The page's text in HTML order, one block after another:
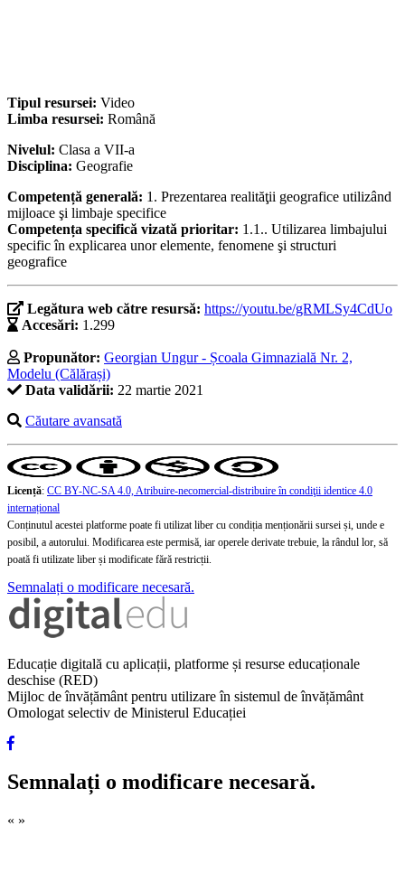
Tipul resursei: Video
Limba resursei: Română
Nivelul: Clasa a VII-a
Disciplina: Geografie
Competență generală: 1. Prezentarea realităţii geografice utilizând
mijloace şi limbaje specifice
Competența specifică vizată prioritar: 1.1.. Utilizarea limbajului
specific în explicarea unor elemente, fenomene şi structuri
geografice
Legătura web către resursă: https://youtu.be/gRMLSy4CdUo
Accesări: 1.299
Propunător: Georgian Ungur - Școala Gimnazială Nr. 2,
Modelu (Călărași)
Data validării: 22 martie 2021
Căutare avansată
Licență: CC BY-NC-SA 4.0, Atribuire-necomercial-distribuire în condiţii identice 4.0
internațional
Conținutul acestei platforme poate fi utilizat liber cu condiția menționării sursei și, unde e
posibil, a autorului. Modificarea este permisă, iar operele derivate trebuie, la rândul lor, să
poată fi utilizate liber și modificate fără restricții.
Semnalați o modificare necesară.
Educație digitală cu aplicații, platforme și resurse educaționale
deschise (RED)
Mijloc de învățământ pentru utilizare în sistemul de învățământ
Omologat selectiv de Ministerul Educației
Semnalați o modificare necesară.
« »